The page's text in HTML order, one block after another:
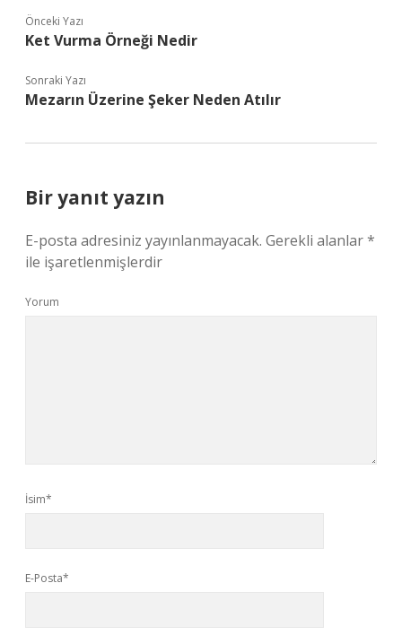
Önceki Yazı
Ket Vurma Örneği Nedir
Sonraki Yazı
Mezarın Üzerine Şeker Neden Atılır
Bir yanıt yazın
E-posta adresiniz yayınlanmayacak. Gerekli alanlar*
ile işaretlenmişlerdir
Yorum
İsim*
E-Posta*